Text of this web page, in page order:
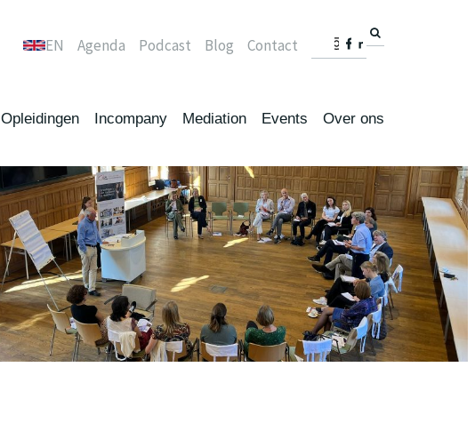
Opleidingen Incompany Mediation Events Over ons
EN Agenda Podcast Blog Contact